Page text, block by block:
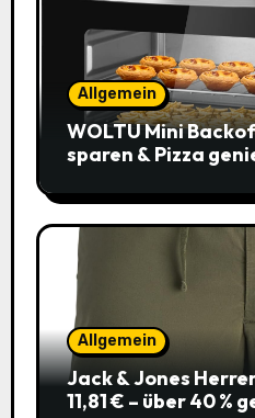
Allgemein
WOLTU Mini
sparen & Pizza
Allgemein
Jack & Jones
11,81 € – über 40 %